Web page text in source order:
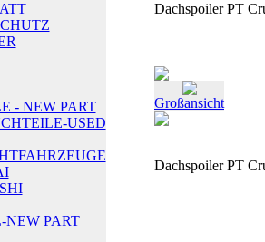
- NEW PART
USED
NEW PART
Dachspoiler PT
Großansicht
Dachspoiler PT